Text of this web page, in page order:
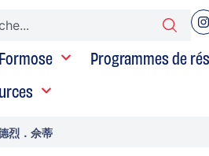
Programmes de
．佘蒂